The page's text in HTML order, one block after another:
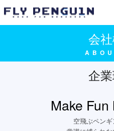
株式会社フライペンギン「Make Fun
Memories.」
会
企
Make
空飛ぶペンギ